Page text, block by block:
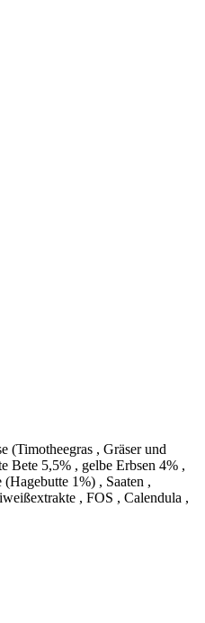
(Timotheegras , Gräser und
Bete 5,5% , gelbe Erbsen 4% ,
1%) , Saaten ,
, FOS , Calendula ,